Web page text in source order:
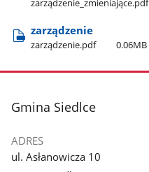
zarządzenie​_zmieniające.pdf
zarządzenie
zarządzenie.pdf 0.06MB
stopka
Gmina Siedlce
ADRES
ul. Asłanowicza 10